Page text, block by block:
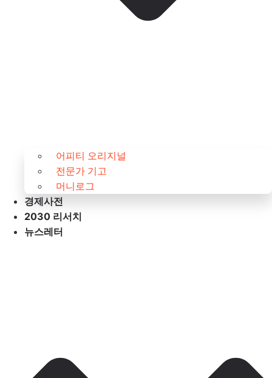
어피티 오리지널
전문가 기고
머니로그
경제사전
2030 리서치
뉴스레터